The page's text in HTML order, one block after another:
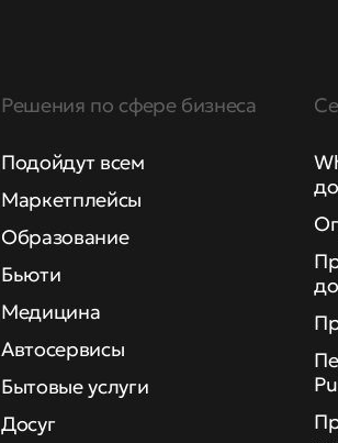
Решения по сфере бизнеса
Подойдут всем
Маркетплейсы
Образование
Бьюти
Медицина
Автосервисы
Бытовые услуги
Досуг